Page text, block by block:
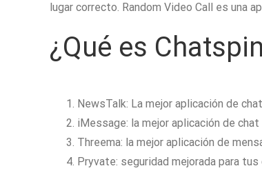
lugar correcto. Random Video Call es una
¿Qué es
NewsTalk: La mejor aplicación de
iMessage: la mejor aplicación de
Threema: la mejor aplicación de
Pryvate: seguridad mejorada para tus